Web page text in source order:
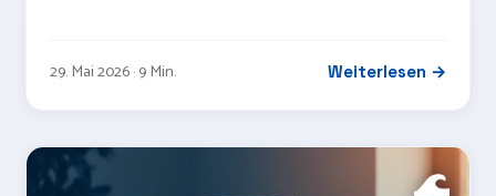
29. Mai 2026 · 9 Min. Weiterlesen →